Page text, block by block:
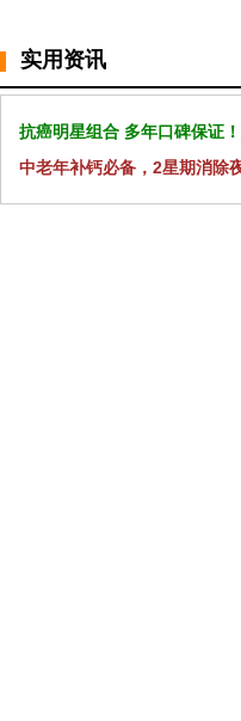
实用资讯
抗癌明星组合 多年口碑保证
中老年补钙必备，2星期消除